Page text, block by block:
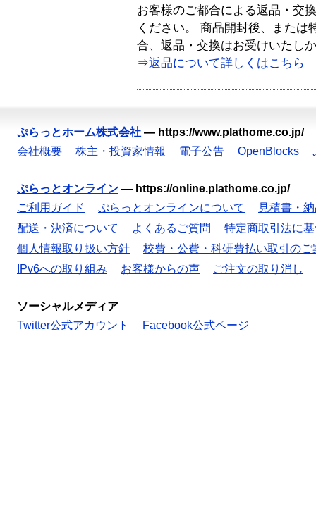
お客様のご都合による返品・交
ください。 商品開封後、または
合、返品・交換はお受けいたし
⇒返品について詳しくはこちら
ぷらっとホーム株式会社 — https://www.plathome.co.jp/
会社概要
株主・投資家情報 電子公告 OpenBlocks
ぷらっとオンライン — https://online.plathome.co.jp/
ご利用ガイド
ぷらっとオンラインについて
見積書・
配送・決済について
よくあるご質問
特定商取引法に
個人情報取り扱い方針
校費・公費・科研費払い取引のご
IPv6への取り組み
お客様からの声 ご注文の取り消し
ソーシャルメディア
Twitter公式アカウント
Facebook公式ページ